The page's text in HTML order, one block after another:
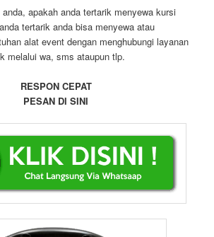
apakah anda tertarik menyewa kursi
tertarik anda bisa menyewa atau
alat event dengan menghubungi layanan
melalui wa, sms ataupun tlp.
RESPON CEPAT
PESAN DI SINI